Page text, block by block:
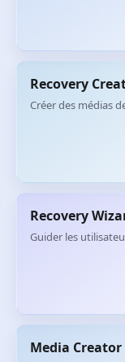
Recovery
Créer des médias
Recovery
Guider les
Media Creator